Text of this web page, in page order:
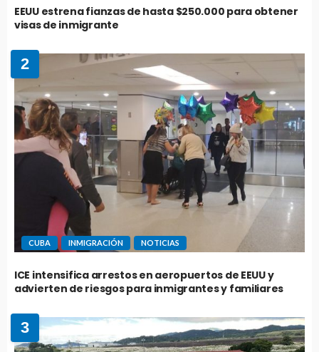
EEUU estrena fianzas de hasta $250.000 para obtener
visas de inmigrante
2
CUBA INMIGRACIÓN NOTICIAS
ICE intensifica arrestos en aeropuertos de EEUU y
advierten de riesgos para inmigrantes y familiares
3